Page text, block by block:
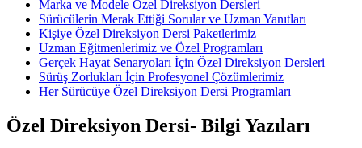
Marka ve Modele Özel Direksiyon Dersleri
Sürücülerin Merak Ettiği Sorular ve Uzman Yanıtları
Kişiye Özel Direksiyon Dersi Paketlerimiz
Uzman Eğitmenlerimiz ve Özel Programları
Gerçek Hayat Senaryoları İçin Özel Direksiyon Dersleri
Sürüş Zorlukları İçin Profesyonel Çözümlerimiz
Her Sürücüye Özel Direksiyon Dersi Programları
Özel Direksiyon Dersi- Bilgi Yazıları